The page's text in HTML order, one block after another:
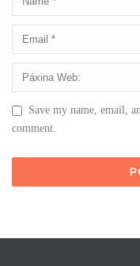
Save my name, email,
comment.